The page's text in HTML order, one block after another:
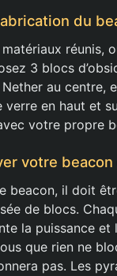
du
réunis,
3 blocs
Nether au centre,
verre en haut et
votre propre
votre
beacon, il doit
de blocs.
la puissance
que rien ne
pas. Les